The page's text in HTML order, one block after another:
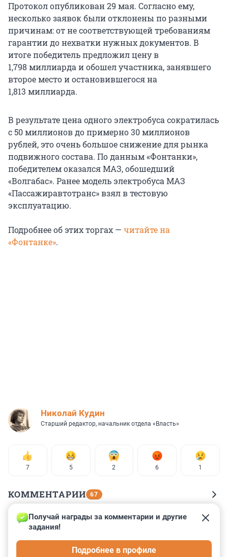
Протокол опубликован 29 мая. Согласно ему,
несколько заявок были отклонены по разными
причинам: от не соответствующей требованиям
гарантии до нехватки нужных документов. В
итоге победитель предложил цену в
1,798 миллиарда и обошел участника, занявшего
второе место и остановившегося на
1,813 миллиарда.
В результате цена одного электробуса сократилась
с 50 миллионов до примерно 30 миллионов
рублей, это очень большое снижение для рынка
подвижного состава. По данным «Фонтанки»,
победителем оказался МАЗ, обошедший
«Волгабас». Ранее модель электробуса МАЗ
«Пассажиравтотранс» взял в тестовую
эксплуатацию.
Подробнее об этих торгах — читайте на
«Фонтанке».
Николай Кудин
Старший редактор, начальник отдела «Власть»
7 5 2 6 1
КОММЕНТАРИИ 67
Гость
3 июня 2025, 22:04
Так работает конкуренция. 20 за штуку сэкономили,
Получай награды за комментарии и другие
задания!
Подробнее в профиле